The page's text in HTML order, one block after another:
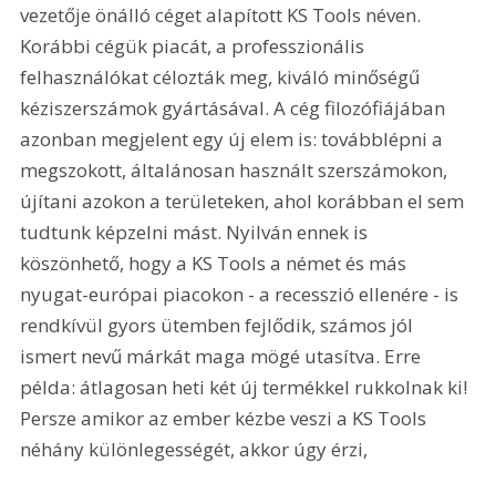
vezetője önálló céget alapított KS Tools néven.
Korábbi cégük piacát, a professzionális
felhasználókat célozták meg, kiváló minőségű
kéziszerszámok gyártásával. A cég filozófiájában
azonban megjelent egy új elem is: továbblépni a
megszokott, általánosan használt szerszámokon,
újítani azokon a területeken, ahol korábban el sem
tudtunk képzelni mást. Nyilván ennek is
köszönhető, hogy a KS Tools a német és más
nyugat-európai piacokon - a recesszió ellenére - is
rendkívül gyors ütemben fejlődik, számos jól
ismert nevű márkát maga mögé utasítva. Erre
példa: átlagosan heti két új termékkel rukkolnak ki!
Persze amikor az ember kézbe veszi a KS Tools
néhány különlegességét, akkor úgy érzi,